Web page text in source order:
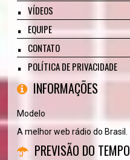
VÍDEOS
EQUIPE
CONTATO
POLÍTICA DE PRIVACIDADE
INFORMAÇÕES
Modelo
A melhor web rádio do Brasil.
PREVISÃO DO TEMPO